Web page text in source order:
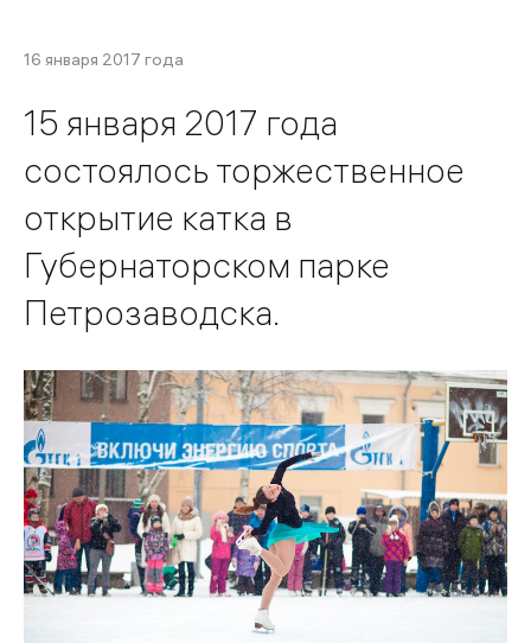
16 января 2017 года
15 января 2017 года
состоялось торжественное
открытие катка в
Губернаторском парке
Петрозаводска.